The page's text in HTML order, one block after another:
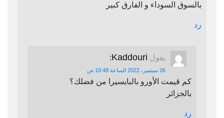
بالسوق السوداء و الفارق كبير
رد
يقول Kaddouri
:
26 سبتمبر، 2022 الساعة 10:48 ص
كم قيمت الأورو بالبايسيرا من فضلك؟
بالجزائر
رد